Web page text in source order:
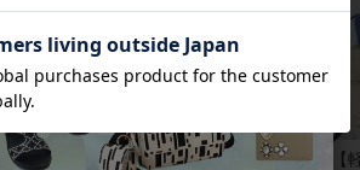
【アンジェラカプッ
8mm玉マジョルカパ
【